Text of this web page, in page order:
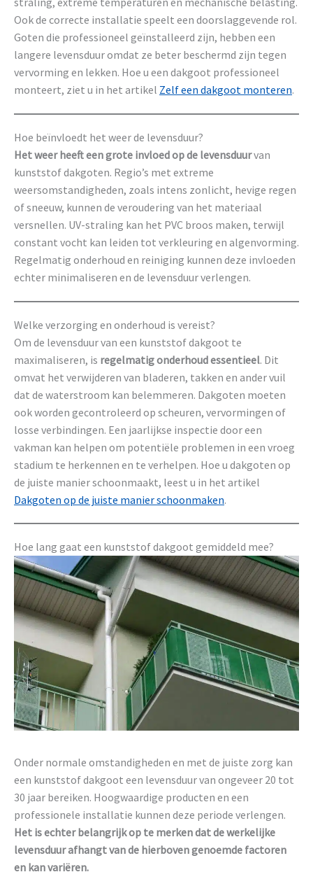
Ook de correcte installatie speelt een doorslaggevende rol.
Goten die professioneel geïnstalleerd zijn, hebben een
langere levensduur omdat ze beter beschermd zijn tegen
vervorming en lekken. Hoe u een dakgoot professioneel
monteert, ziet u in het artikel Zelf een dakgoot monteren.
Hoe beïnvloedt het weer de levensduur?
Het weer heeft een grote invloed op de levensduurvan
kunststof dakgoten. Regio’s met extreme
weersomstandigheden, zoals intens zonlicht, hevige regen
of sneeuw, kunnen de veroudering van het materiaal
versnellen. UV-straling kan het PVC broos maken, terwijl
constant vocht kan leiden tot verkleuring en algenvorming.
Regelmatig onderhoud en reiniging kunnen deze invloeden
echter minimaliseren en de levensduur verlengen.
Welke verzorging en onderhoud is vereist?
Om de levensduur van een kunststof dakgoot te
maximaliseren, is regelmatig onderhoud essentieel. Dit
omvat het verwijderen van bladeren, takken en ander vuil
dat de waterstroom kan belemmeren. Dakgoten moeten
ook worden gecontroleerd op scheuren, vervormingen of
losse verbindingen. Een jaarlijkse inspectie door een
vakman kan helpen om potentiële problemen in een vroeg
stadium te herkennen en te verhelpen. Hoe u dakgoten op
de juiste manier schoonmaakt, leest u in het artikel
Dakgoten op de juiste manier schoonmaken.
Hoe lang gaat een kunststof dakgoot gemiddeld mee?
Onder normale omstandigheden en met de juiste zorg kan
een kunststof dakgoot een levensduur van ongeveer 20 tot
30 jaar bereiken. Hoogwaardige producten en een
professionele installatie kunnen deze periode verlengen.
Het is echter belangrijk op te merken dat de werkelijke
levensduur afhangt van de hierboven genoemde factoren
en kan variëren.